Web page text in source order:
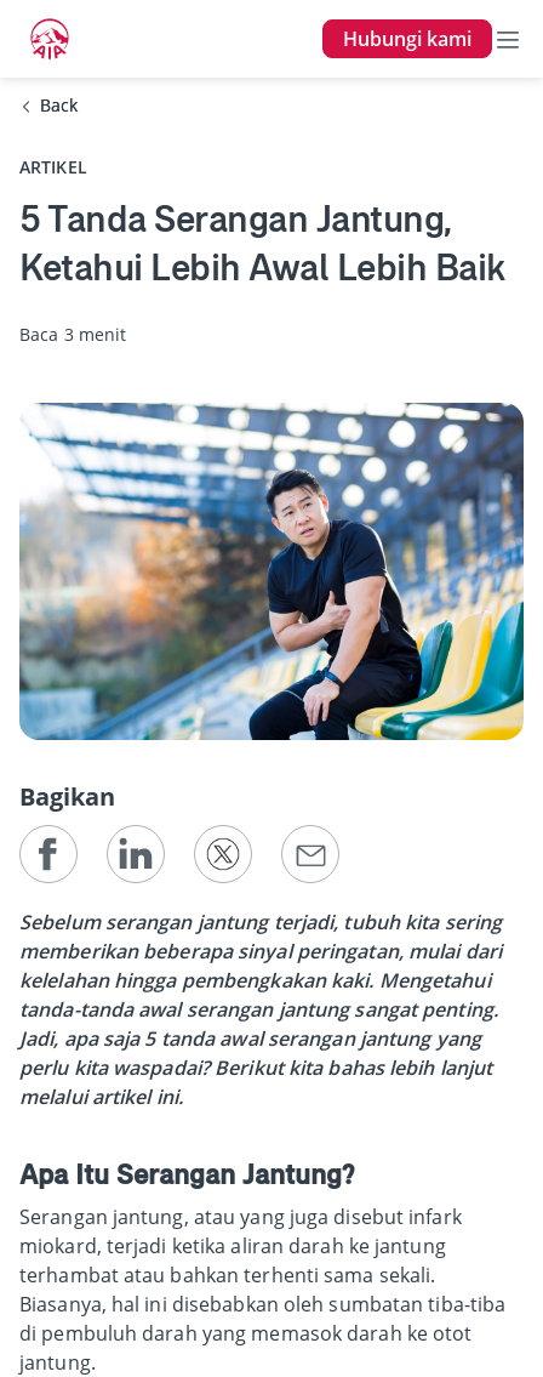
Hubungi kami
Back
Back
ARTIKEL
5 Tanda Serangan Jantung,
Ketahui Lebih Awal Lebih Baik
Baca 3 menit
Bagikan
Sebelum serangan jantung terjadi, tubuh kita sering
memberikan beberapa sinyal peringatan, mulai dari
kelelahan hingga pembengkakan kaki. Mengetahui
tanda-tanda awal serangan jantung sangat penting.
Jadi, apa saja 5 tanda awal serangan jantung yang
perlu kita waspadai? Berikut kita bahas lebih lanjut
melalui artikel ini.
Apa Itu Serangan Jantung?
Serangan jantung, atau yang juga disebut infark
miokard, terjadi ketika aliran darah ke jantung
terhambat atau bahkan terhenti sama sekali.
Biasanya, hal ini disebabkan oleh sumbatan tiba-tiba
di pembuluh darah yang memasok darah ke otot
jantung.